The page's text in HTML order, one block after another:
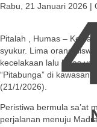
Rabu, 21 Januari 2026 |
Pitalah , Humas –
syukur. Lima orang
kecelakaan lalu lintas
“Pitabunga” di kawasan
(21/1/2026).
Peristiwa bermula sa’at
perjalanan menuju